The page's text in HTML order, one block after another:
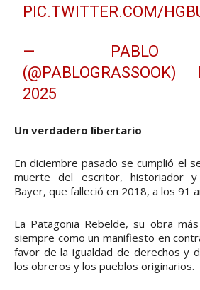
PIC.TWITTER.COM/
— PABLO
(@PABLOGRASSOOK)
2025
Un verdadero libertario
En diciembre pasado se cumplió el
muerte del escritor, historiador y
Bayer, que falleció en 2018, a los 91
La Patagonia Rebelde, su obra
siempre como un manifiesto en
favor de la igualdad de derechos y
los obreros y los pueblos originarios.